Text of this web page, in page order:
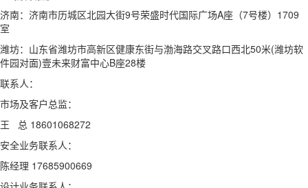
济南：济南市历城区北园大街9号荣盛时代国际广场A座（7号楼）1709
室
潍坊：山东省潍坊市高新区健康东街与渤海路交叉路口西北50米(潍坊软
件园对面)壹未来财富中心B座28楼
联系人：
市场及客户总监：
王 总 18601068272
安全业务联系人：
陈经理 17685900669